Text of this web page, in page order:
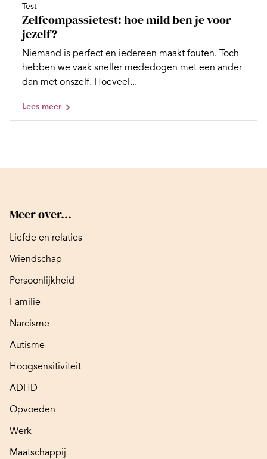
Test
Zelfcompassietest: hoe mild ben je voor
jezelf?
Niemand is perfect en iedereen maakt fouten. Toch
hebben we vaak sneller mededogen met een ander
dan met onszelf. Hoeveel...
Lees meer
Meer over...
Liefde en relaties
Vriendschap
Persoonlijkheid
Familie
Narcisme
Autisme
Hoogsensitiviteit
ADHD
Opvoeden
Werk
Maatschappij